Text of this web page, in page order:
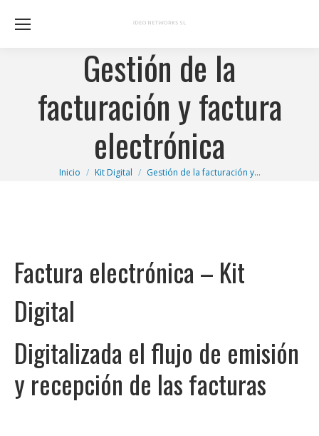
Gestión de la
facturación y factura
electrónica
Estás aquí:
Inicio Kit Digital Gestión de la facturación y…
Factura electrónica – Kit
Digital
Digitalizada el flujo de emisión
y recepción de las facturas